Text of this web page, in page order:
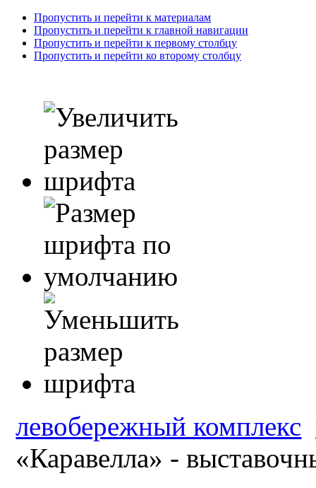
Пропустить и перейти к материалам
Пропустить и перейти к главной навигации
Пропустить и перейти к первому столбцу
Пропустить и перейти ко второму столбцу
левобережный комплекс
«Каравелла» -